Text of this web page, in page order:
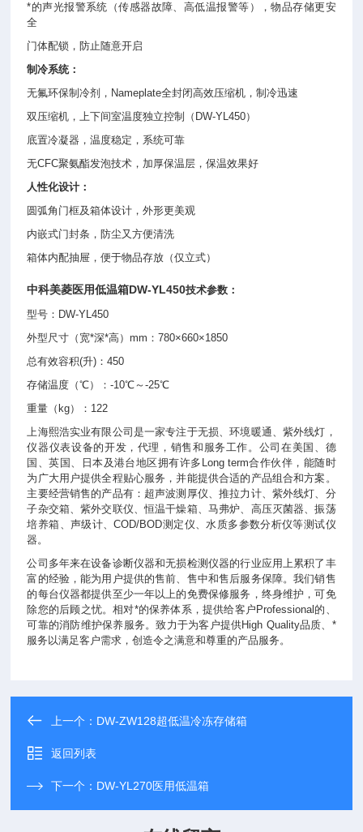
*的声光报警系统（传感器故障、高低温报警等），物品存储更安
全
门体配锁，防止随意开启
制冷系统：
无氟环保制冷剂，Nameplate全封闭高效压缩机，制冷迅速
双压缩机，上下间室温度独立控制（DW-YL450）
底置冷凝器，温度稳定，系统可靠
无CFC聚氨酯发泡技术，加厚保温层，保温效果好
人性化设计：
圆弧角门框及箱体设计，外形更美观
内嵌式门封条，防尘又方便清洗
箱体内配抽屉，便于物品存放（仅立式）
中科美菱医用低温箱DW-YL450技术参数：
型号：DW-YL450
外型尺寸（宽*深*高）mm：780×660×1850
总有效容积(升)：450
存储温度（℃）：-10℃～-25℃
重量（kg）：122
上海熙浩实业有限公司是一家专注于无损、环境暖通、紫外线灯，
仪器仪表设备的开发，代理，销售和服务工作。公司在美国、德
国、英国、日本及港台地区拥有许多Long term合作伙伴，能随时
为广大用户提供全程贴心服务，并能提供合适的产品组合和方案。
主要经营销售的产品有：超声波测厚仪、推拉力计、紫外线灯、分
子杂交箱、紫外交联仪、恒温干燥箱、马弗炉、高压灭菌器、振荡
培养箱、声级计、COD/BOD测定仪、水质多参数分析仪等测试仪
器。
公司多年来在设备诊断仪器和无损检测仪器的行业应用上累积了丰
富的经验，能为用户提供的售前、售中和售后服务保障。我们销售
的每台仪器都提供至少一年以上的免费保修服务，终身维护，可免
除您的后顾之忧。相对*的保养体系，提供给客户Professional的、
可靠的消防维护保养服务。致力于为客户提供High Quality品质、*
服务以满足客户需求，创造令之满意和尊重的产品服务。
上一个： DW-ZW128超低温冷冻存储箱
返回列表
下一个： DW-YL270医用低温箱